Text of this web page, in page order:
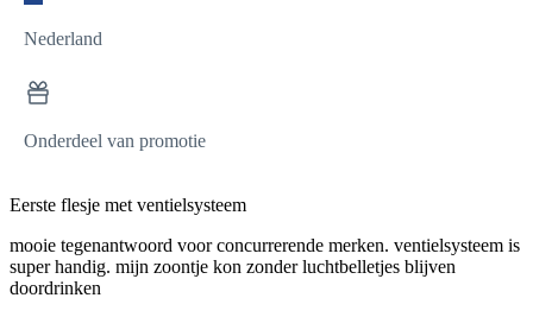
Nederland
Onderdeel van promotie
Eerste flesje met ventielsysteem
mooie tegenantwoord voor concurrerende merken. ventielsysteem is
super handig. mijn zoontje kon zonder luchtbelletjes blijven
doordrinken